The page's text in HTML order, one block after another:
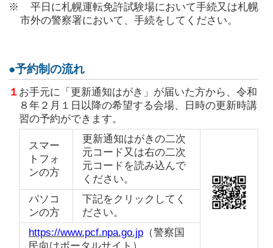
※
平日に札幌運転免許試験場において手続又は札幌
市外の警察署において、手続をしてください。
●予約制の流れ
１ お手元に「更新通知はがき」が届いた方から、令和
８年２月１日以降の希望する会場、日時の更新時講
習の予約ができます。
スマー
トフォ
ンの方
更新通知はがきの二次
元コード又は右の二次
元コードを読み込んで
ください。
パソコ
ンの方
下記をクリックしてく
ださい。
https://www.pcf.npa.go.jp（警察国
民向けポータルサイト）